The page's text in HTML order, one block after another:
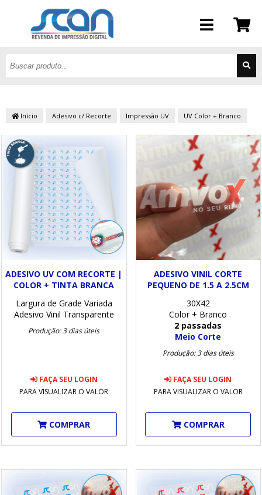
Início Adesivo c/ Recorte Impressão UV UV Color + Branco
ADESIVO UV COM RECORTE |
COLOR + TINTA BRANCA
Largura de Grade Variada
Adesivo Vinil Transparente
Produção: 3 dias úteis
FAÇA SEU LOGIN
PARA VISUALIZAR O VALOR
COMPRAR
ADESIVO VINIL CORTE
PEQUENO DE 1.5 A 2.5CM
30X42
Color + Branco
2 passadas
Meio Corte
Produção: 3 dias úteis
FAÇA SEU LOGIN
PARA VISUALIZAR O VALOR
COMPRAR